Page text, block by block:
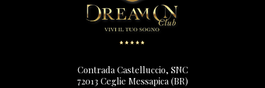
Contrada Castelluccio, SNC
72013 Ceglie Messapica (BR)